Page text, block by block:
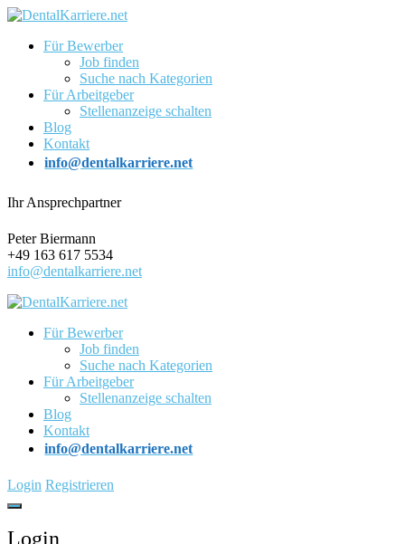
Für Bewerber
Job finden
Suche nach Kategorien
Für Arbeitgeber
Stellenanzeige schalten
Blog
Kontakt
info@dentalkarriere.net
Ihr Ansprechpartner
Peter Biermann
+49 163 617 5534
info@dentalkarriere.net
Für Bewerber
Job finden
Suche nach Kategorien
Für Arbeitgeber
Stellenanzeige schalten
Blog
Kontakt
info@dentalkarriere.net
Login Registrieren
Login